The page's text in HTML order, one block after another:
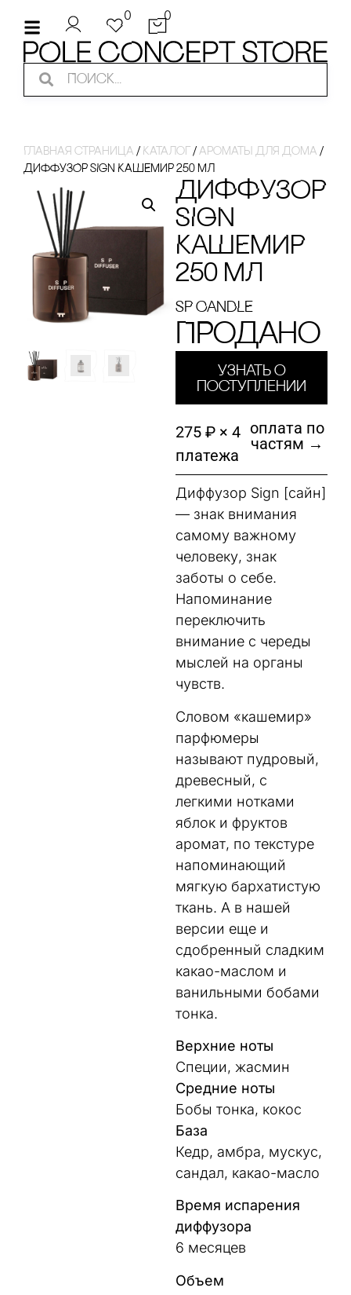
0 0
Главная страница / Каталог / ароматы для дома /
ДИФФУЗОР SIGN КАШЕМИР 250 МЛ
ДИФФУЗОР
SIGN
КАШЕМИР
250 МЛ
SP CANDLE
Продано
Узнать о
поступлении
275 ₽ × 4
платежа
оплата по
частям →
Диффузор Sign [cайн]
— знак внимания
самому важному
человеку, знак
заботы о себе.
Напоминание
переключить
внимание с череды
мыслей на органы
чувств.
Словом «кашемир»
парфюмеры
называют пудровый,
древесный, с
легкими нотками
яблок и фруктов
аромат, по текстуре
напоминающий
мягкую бархатистую
ткань. А в нашей
версии еще и
сдобренный сладким
какао-маслом и
ванильными бобами
тонка.
Верхние ноты
Специи, жасмин
Средние ноты
Бобы тонка, кокос
База
Кедр, амбра, мускус,
сандал, какао-масло
Время испарения
диффузора
6 месяцев
Объем